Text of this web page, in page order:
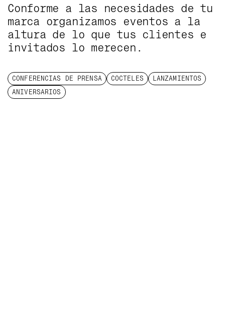
Conforme a las necesidades de tu
marca organizamos eventos a la
altura de lo que tus clientes e
invitados lo merecen.
CONFERENCIAS DE PRENSA COCTELES
LANZAMIENTOS
ANIVERSARIOS